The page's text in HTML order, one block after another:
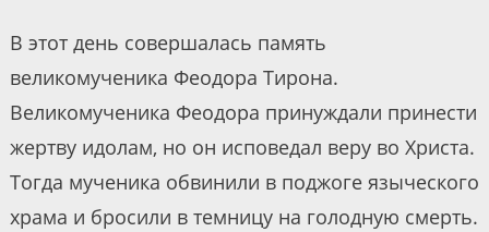
В этот день совершалась память
великомученика Феодора Тирона.
Великомученика Феодора принуждали принести
жертву идолам, но он исповедал веру во Христа.
Тогда мученика обвинили в поджоге языческого
храма и бросили в темницу на голодную смерть.